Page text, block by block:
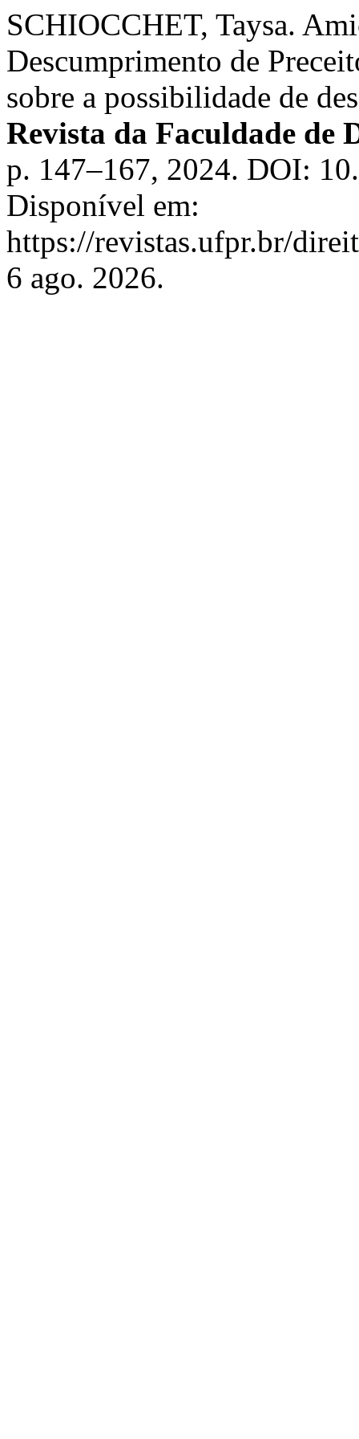
SCHIOCCHET, Taysa.
Descumprimento de
sobre a possibilidade de
Revista da Faculdade de
p. 147–167, 2024. DOI:
Disponível em:
https://revistas.ufpr.br/
6 ago. 2026.